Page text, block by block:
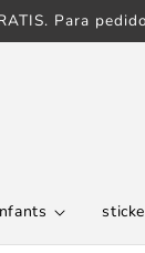
Para